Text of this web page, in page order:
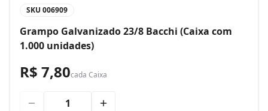
SKU 006909
Grampo Galvanizado 23/8 Bacchi (Caixa com
1.000 unidades)
R$ 7,80cada Caixa